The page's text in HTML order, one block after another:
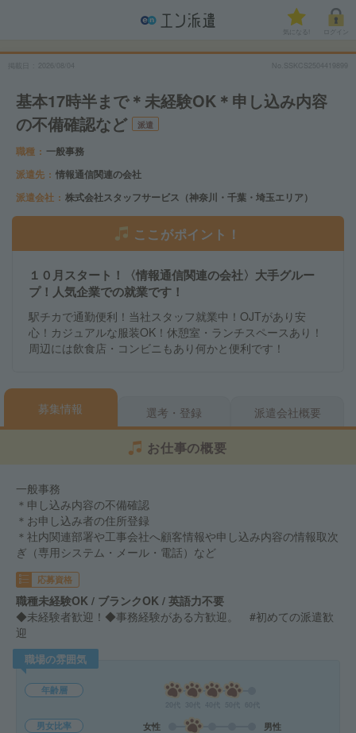
気になる!
2026/08/04 No.SSKCS2504419899
基本17時半まで＊未経験OK＊申し込み内容
の不備確認など
派遣
職種
一般事務
派遣先
情報通信関連の会社
派遣会社
株式会社スタッフサービス（神奈川・千葉・埼玉エリア）
ここがポイント！
１０月スタート！〈情報通信関連の会社〉大手グルー
プ！人気企業での就業です！
駅チカで通勤便利！当社スタッフ就業中！OJTがあり安
心！カジュアルな服装OK！休憩室・ランチスペースあり！
周辺には飲食店・コンビニもあり何かと便利です！
募集情報 選考・登録 派遣会社概要
お仕事の概要
一般事務
＊申し込み内容の不備確認
＊お申し込み者の住所登録
＊社内関連部署や工事会社へ顧客情報や申し込み内容の情報取次
ぎ（専用システム・メール・電話）など
応募資格
職種未経験OK / ブランクOK / 英語力不要
◆未経験者歓迎！◆事務経験がある方歓迎。 #初めての派遣歓
迎
職場の雰囲気
年齢層
男女比率 女性 男性